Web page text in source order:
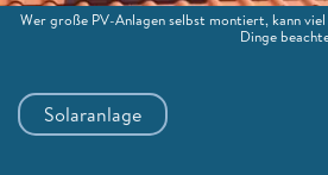
Solaranlage
Wer große PV-Anlagen selbst montiert, kann
Dinge